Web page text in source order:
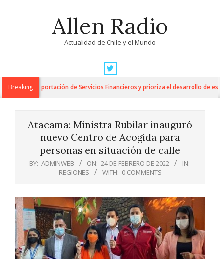
Allen Radio
Actualidad de Chile y el Mundo
Navigation
MenuBreaking
para la Exportación de Servicios Financieros y prioriza el desarrollo de esta
Atacama: Ministra Rubilar inauguró
nuevo Centro de Acogida para
personas en situación de calle
BY: ADMINWEB ON: 24 DE FEBRERO DE 2022
IN:
REGIONES
WITH: 0 COMMENTS